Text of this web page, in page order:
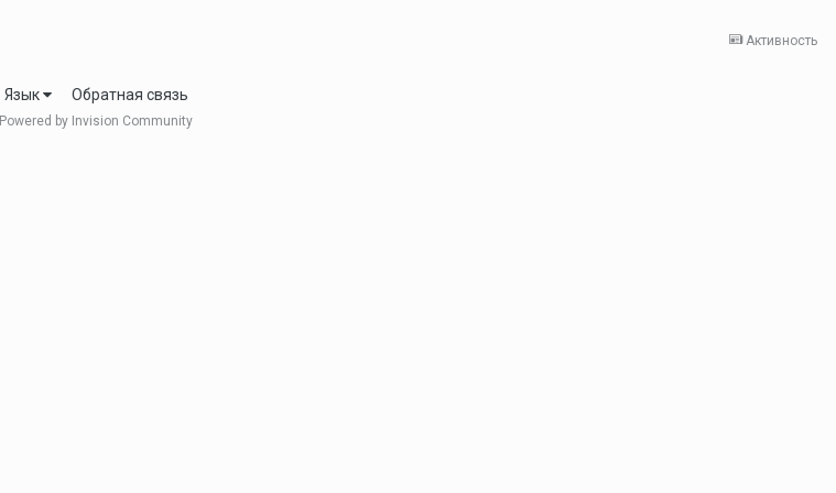
Активность
Язык Обратная связь
Powered by Invision Community